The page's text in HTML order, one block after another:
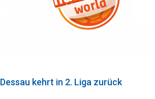
Dessau kehrt in 2. Liga zurück